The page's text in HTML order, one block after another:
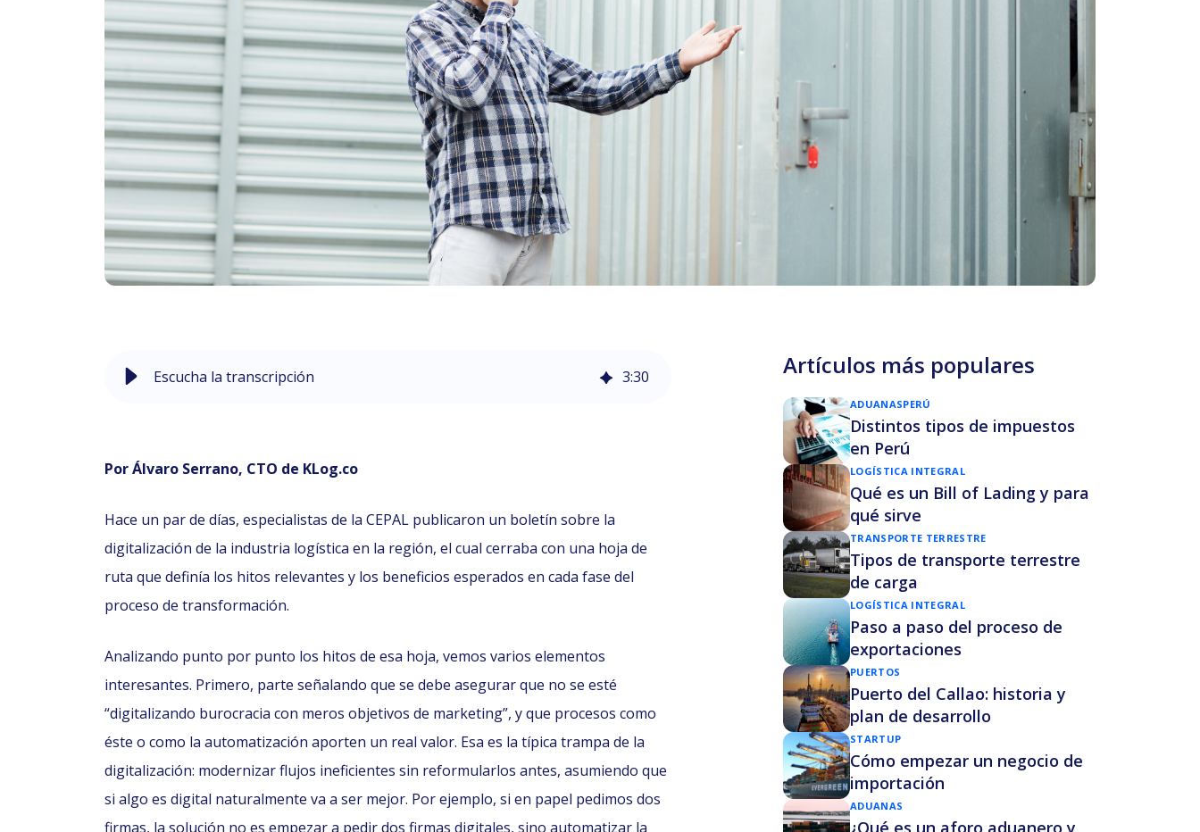
Escucha la transcripción 3:30
Por Álvaro Serrano, CTO de KLog.co
Hace un par de días, especialistas de la CEPAL publicaron un boletín sobre la
digitalización de la industria logística en la región, el cual cerraba con una hoja de
ruta que definía los hitos relevantes y los beneficios esperados en cada fase del
proceso de transformación.
Analizando punto por punto los hitos de esa hoja, vemos varios elementos
interesantes. Primero, parte señalando que se debe asegurar que no se esté
“digitalizando burocracia con meros objetivos de marketing”, y que procesos como
éste o como la automatización aporten un real valor. Esa es la típica trampa de la
digitalización: modernizar flujos ineficientes sin reformularlos antes, asumiendo que
si algo es digital naturalmente va a ser mejor. Por ejemplo, si en papel pedimos dos
firmas, la solución no es empezar a pedir dos firmas digitales, sino automatizar la
Artículos más populares
ADUANASPERÚ
Distintos tipos de impuestos
en Perú
LOGÍSTICA INTEGRAL
Qué es un Bill of Lading y para
qué sirve
TRANSPORTE TERRESTRE
Tipos de transporte terrestre
de carga
LOGÍSTICA INTEGRAL
Paso a paso del proceso de
exportaciones
PUERTOS
Puerto del Callao: historia y
plan de desarrollo
STARTUP
Cómo empezar un negocio de
importación
ADUANAS
¿Qué es un aforo aduanero y